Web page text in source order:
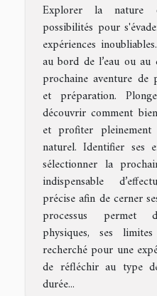
Explorer la nature
possibilités pour
expériences
au bord de l’eau ou
prochaine aventure de
et préparation.
découvrir comment
et profiter
naturel. Identifier ses
sélectionner la
indispensable
précise afin de cerner
processus permet
physiques, ses
recherché pour une
de réfléchir au type
durée...